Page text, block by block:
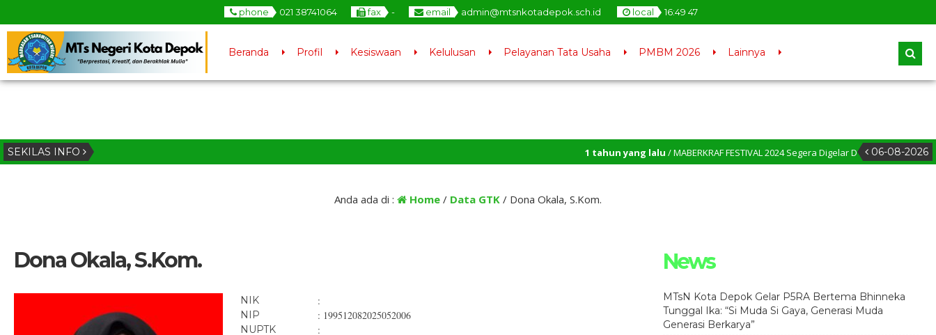
phone 021 38741064 fax - email admin@mtsnkotadepok.sch.id local 16:49 47
Beranda Profil Kesiswaan Kelulusan Pelayanan Tata Usaha PMBM 2026 Lainnya
SEKILAS INFO 06-08-2026
1 tahun yang lalu/ MABERKRAF FESTIVAL 2024 Segera Digelar D MTsN Kota
Anda ada di : Home / Data GTK / Dona Okala, S.Kom.
Dona Okala, S.Kom.
NIK :
NIP : 199512082025052006
NUPTK :
News
MTsN Kota Depok Gelar P5RA Bertema Bhinneka
Tunggal Ika: “Si Muda Si Gaya, Generasi Muda
Generasi Berkarya”